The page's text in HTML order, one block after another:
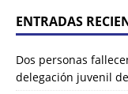
ENTRADAS
Dos personas
delegación juvenil